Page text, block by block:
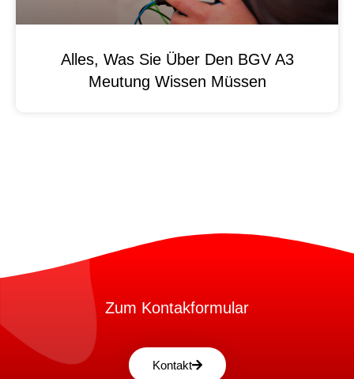
Alles, Was Sie Über Den BGV A3
Meutung Wissen Müssen
Zum Kontakformular
Kontakt